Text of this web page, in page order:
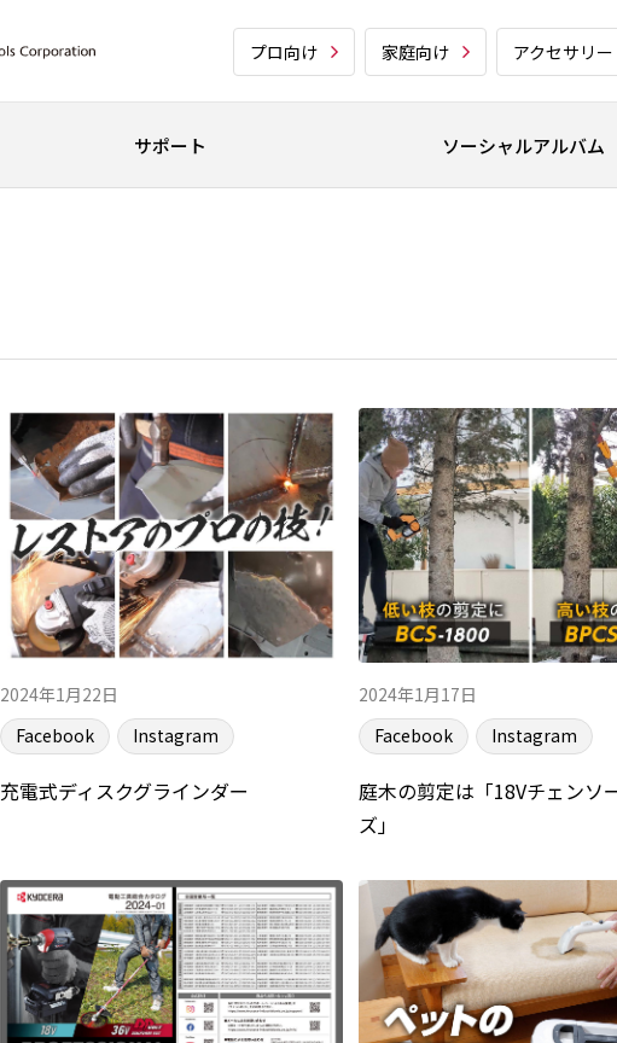
プロ向け 家庭向け アクセサリー
サポート ソーシャルアルバム
2024年1月22日
Facebook
Instagram
充電式ディスクグラインダー
2024年1月17日
Facebook
Instagram
庭木の剪定は「18Vチェンソ
ズ」